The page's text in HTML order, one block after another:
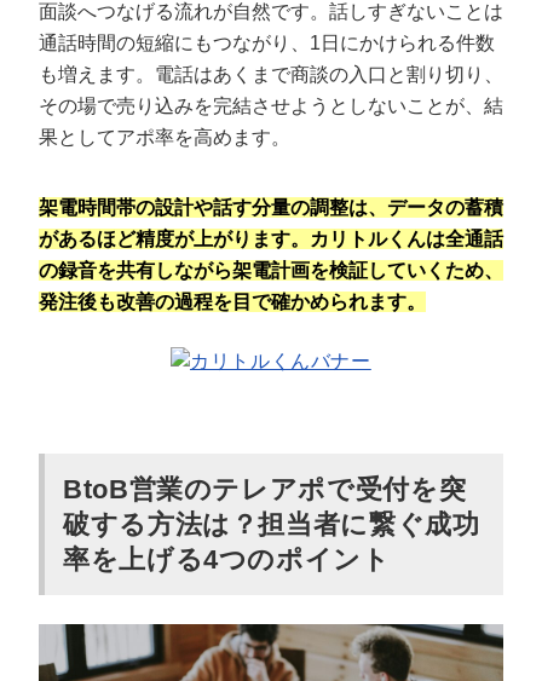
面談へつなげる流れが自然です。話しすぎないことは
通話時間の短縮にもつながり、1日にかけられる件数
も増えます。電話はあくまで商談の入口と割り切り、
その場で売り込みを完結させようとしないことが、結
果としてアポ率を高めます。
架電時間帯の設計や話す分量の調整は、データの蓄積
があるほど精度が上がります。カリトルくんは全通話
の録音を共有しながら架電計画を検証していくため、
発注後も改善の過程を目で確かめられます。
BtoB営業のテレアポで受付を突
破する方法は？担当者に繋ぐ成功
率を上げる4つのポイント